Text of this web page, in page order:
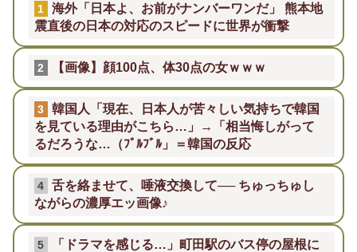
1
海外「日本よ、お前がナンバーワンだ」 熊本地
震直後の日本の対応のスピードに世界が衝撃
2 【画像】顔100点、体30点の女ｗｗｗ
3
韓国人「現在、日本人が苦々しい気持ちで韓国
を見ている理由がこちら…」→「相当悔しがって
るだろうな…（ﾌﾞﾙﾌﾞﾙ」＝韓国の反応
4
舌を絡ませて、唾液交換して── ちゅっちゅし
ながらの濃厚エッ画像♪
5
「ドラマを感じる…」町田駅のバス停の屋根に